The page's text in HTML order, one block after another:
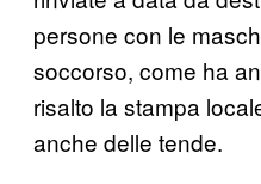
persone con le
soccorso, come ha
risalto la stampa
anche delle tende.